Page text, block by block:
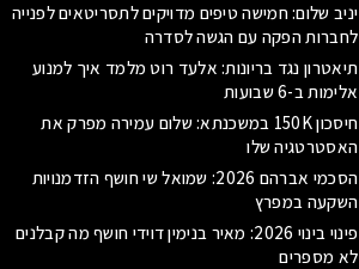
יניב שלום: חמישה טיפים מדויקים לתסריטאים לפנייה
לחברות הפקה עם הגשה לסדרה
תיאטרון נגד בריונות: אלעד רוט מלמד איך למנוע
אלימות ב-6 שבועות
חיסכון 150K במשכנתא: שלום עמירה מפרק את
האסטרטגיה שלו
הסכמי אברהם 2026: שמואל שי חושף הזדמנויות
השקעה במפרץ
פינוי בינוי 2026: מאיר בנימין דוידי חושף מה קבלנים
לא מספרים